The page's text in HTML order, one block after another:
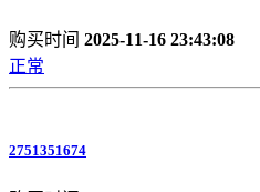
购买时间 2025-11-16 23:43:08
正常
2751351674